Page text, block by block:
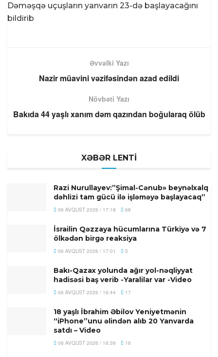
Dəməşqə uçuşların yanvarın 23-də başlayacağını
bildirib
Əvvəlki Yazı
Nazir müavini vəzifəsindən azad edildi
Növbəti Yazı
Bakıda 44 yaşlı xanım dəm qazından boğularaq ölüb
XƏBƏR LENTİ
Razi Nurullayev:”Şimal-Cənub» beynəlxalq
dəhlizi tam gücü ilə işləməyə başlayacaq”
06 AVQUST 2026 / 17:18 68
İsrailin Qəzzaya hücumlarına Türkiyə və 7
ölkədən birgə reaksiya
06 AVQUST 2026 / 17:01 5
Bakı-Qazax yolunda ağır yol-nəqliyyat
hadisəsi baş verib -Yaralilar var -Video
06 AVQUST 2026 / 16:44 17
18 yaşlı İbrahim Əbilov Yeniyetmənin
“iPhone”unu əlindən alıb 20 Yanvarda
satdı – Video
06 AVQUST 2026 / 16:39 16